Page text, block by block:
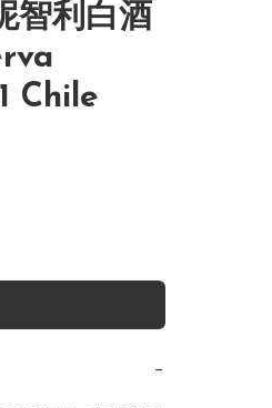
智利白酒
Chile
−